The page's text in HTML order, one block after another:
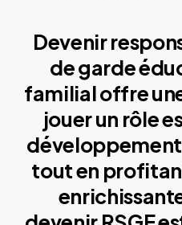
Devenir
de garde
familial offre
jouer un rôle
tout en